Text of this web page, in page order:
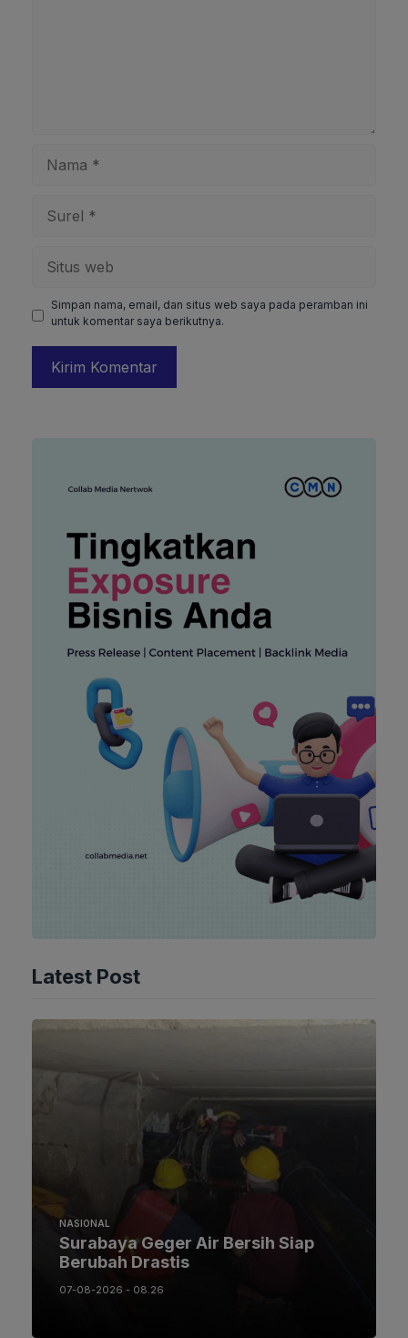
Simpan nama, email, dan situs web saya pada peramban ini
untuk komentar saya berikutnya.
Latest Post
NASIONAL
Surabaya Geger Air Bersih Siap
Berubah Drastis
07-08-2026 - 08.26